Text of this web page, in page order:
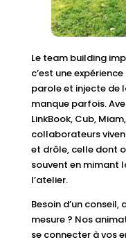
Le team building
c’est une
parole et injecte de
manque parfois.
LinkBook, Cub,
collaborateurs
et drôle, celle dont
souvent en mimant
l’atelier.
Besoin d’un conseil,
mesure ? Nos
se connecter à vos